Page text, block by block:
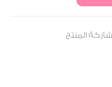
المنتج